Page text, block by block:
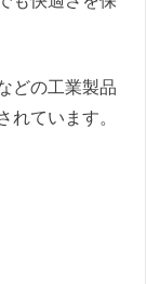
どの工業製品
れています。